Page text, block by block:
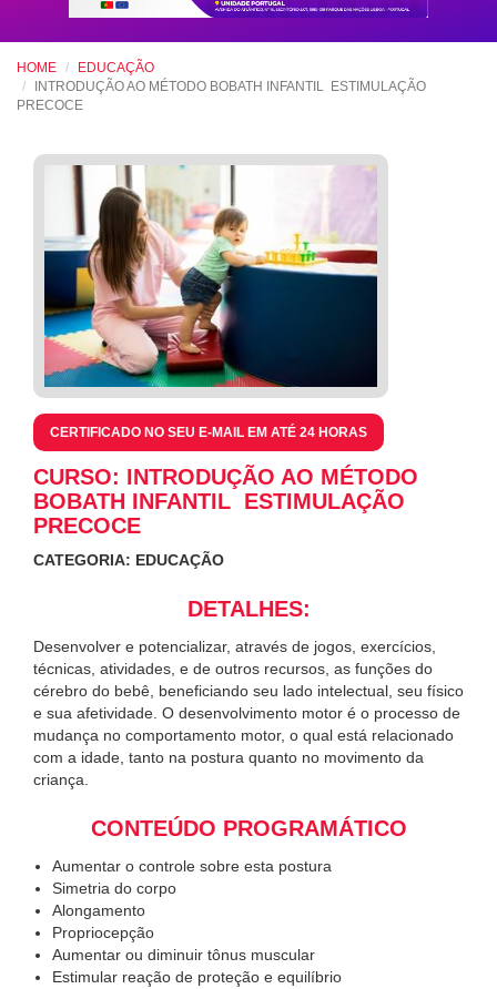
HOME
EDUCAÇÃO
INTRODUÇÃO AO MÉTODO BOBATH INFANTIL  ESTIMULAÇÃO
PRECOCE
CERTIFICADO NO SEU E-MAIL EM ATÉ 24 HORAS
CURSO: INTRODUÇÃO AO MÉTODO
BOBATH INFANTIL  ESTIMULAÇÃO
PRECOCE
CATEGORIA: EDUCAÇÃO
DETALHES:
Desenvolver e potencializar, através de jogos, exercícios,
técnicas, atividades, e de outros recursos, as funções do
cérebro do bebê, beneficiando seu lado intelectual, seu físico
e sua afetividade. O desenvolvimento motor é o processo de
mudança no comportamento motor, o qual está relacionado
com a idade, tanto na postura quanto no movimento da
criança.
CONTEÚDO PROGRAMÁTICO
Aumentar o controle sobre esta postura
Simetria do corpo
Alongamento
Propriocepção
Aumentar ou diminuir tônus muscular
Estimular reação de proteção e equilíbrio